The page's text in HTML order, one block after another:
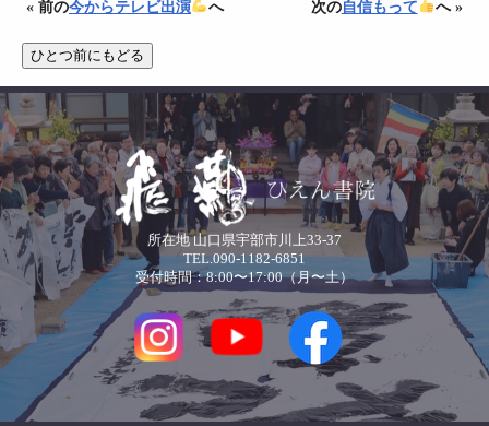
« 前の今からテレビ出演 へ 次の自信もって へ »
所在地 山口県宇部市川上33-37
TEL.090-1182-6851
受付時間：8:00〜17:00（月〜土）